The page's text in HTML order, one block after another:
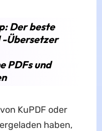
Der beste
-Übersetzer
PDFs und
KuPDF oder
haben,